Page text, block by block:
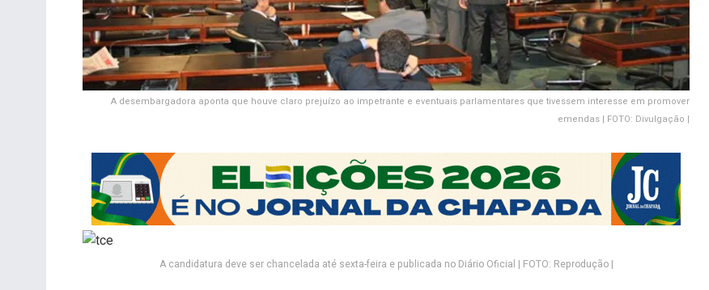
A desembargadora aponta que houve claro prejuízo ao impetrante e eventuais parlamentares que tivessem interesse em promover
emendas | FOTO: Divulgação |
A candidatura deve ser chancelada até sexta-feira e publicada no Diário Oficial | FOTO: Reprodução |